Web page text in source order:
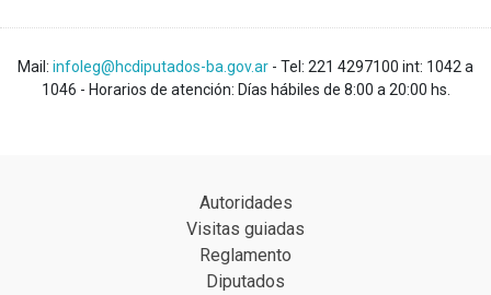
Mail: infoleg@hcdiputados-ba.gov.ar - Tel: 221 4297100 int: 1042 a
1046 - Horarios de atención: Días hábiles de 8:00 a 20:00 hs.
Autoridades
Visitas guiadas
Reglamento
Diputados